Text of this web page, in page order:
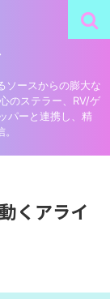
ソースからの膨大な
のステラー、RV/ゲ
パーと連携し、精
くアライ